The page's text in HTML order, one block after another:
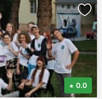
0.0